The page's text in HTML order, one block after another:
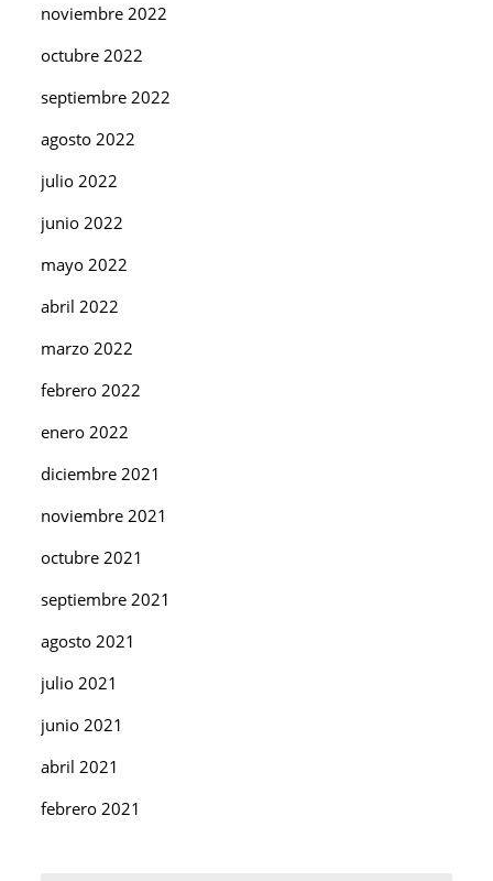
noviembre 2022
octubre 2022
septiembre 2022
agosto 2022
julio 2022
junio 2022
mayo 2022
abril 2022
marzo 2022
febrero 2022
enero 2022
diciembre 2021
noviembre 2021
octubre 2021
septiembre 2021
agosto 2021
julio 2021
junio 2021
abril 2021
febrero 2021